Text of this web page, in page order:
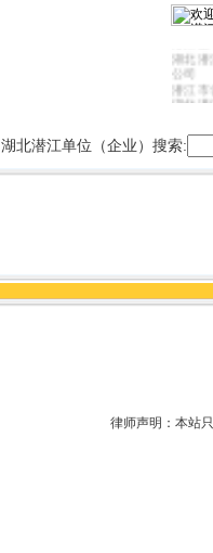
潜江
湖北
公司
潜江
湖北
湖北
潜江
武汉
湖北潜江单位（企业）搜索:
律师声明：本站